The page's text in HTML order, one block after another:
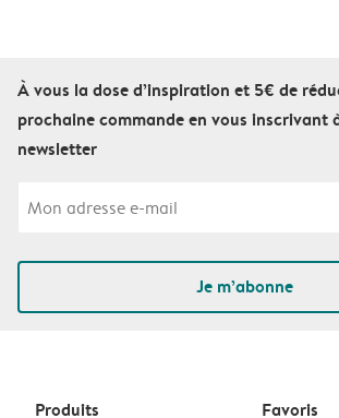
À vous la dose d’inspiration et 5€ de
prochaine commande en vous inscrivant
newsletter
Je m’abonne
Produits Favoris